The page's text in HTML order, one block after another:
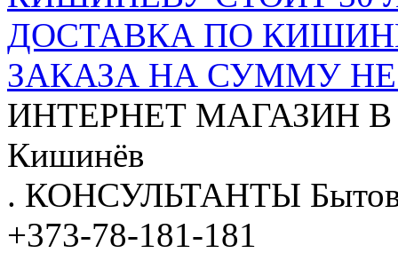
ДОСТАВКА ПО
ЗАКАЗА НА СУММУ НЕ
ИНТЕРНЕТ МАГАЗИН
Кишинёв
. КОНСУЛЬТАНТЫ
+373-78-181-181